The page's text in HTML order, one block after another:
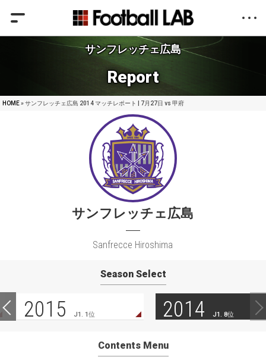
サンフレッチェ広島
Report
HOME» サンフレッチェ広島 2014 マッチレポート | 7月27日 vs 甲府
サンフレッチェ広島
Sanfrecce Hiroshima
Season Select
2015 J1. 1位 2014 J1. 8位
Contents Menu